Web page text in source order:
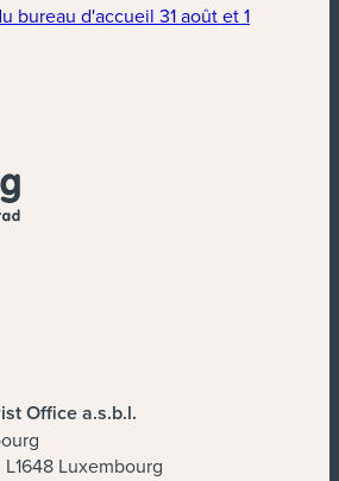
bureau d'accueil 31 août et 1
fenêtre)
Office a.s.b.l.
Luxembourg